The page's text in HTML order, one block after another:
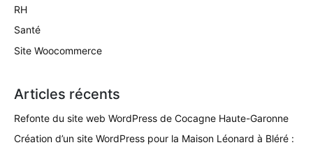
RH
Santé
Site Woocommerce
Articles récents
Refonte du site web WordPress de Cocagne Haute-Garonne
Création d’un site WordPress pour la Maison Léonard à Bléré :